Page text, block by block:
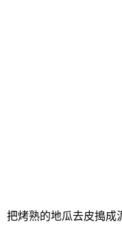
把烤熟的地瓜去皮搗成